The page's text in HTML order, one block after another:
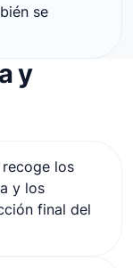
se
y
los
y los
final del